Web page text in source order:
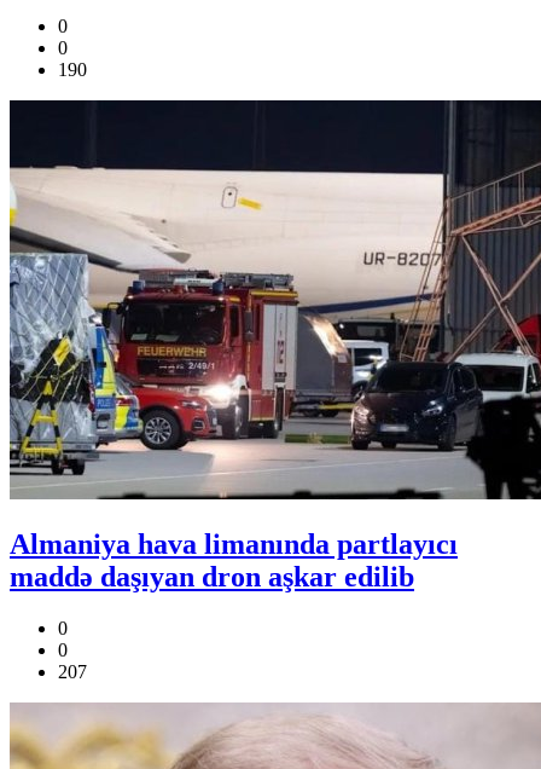
0
0
190
Almaniya hava limanında partlayıcı
maddə daşıyan dron aşkar edilib
0
0
207